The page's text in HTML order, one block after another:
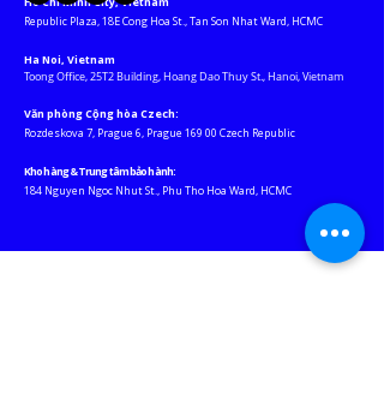
​Republic Plaza, 18E Cong Hoa St., Tan Son Nhat Ward, HCMC​
Ha Noi, Vietnam
Toong Office, 25T2 Building, Hoang Dao Thuy St., Hanoi, Vietnam
Văn phòng Cộng hòa Czech:
Rozdeskova 7, Prague 6, Prague 169 00 Czech Republic
Kho hàng & Trung tâm bảo hành:
184 Nguyen Ngoc Nhut St., Phu Tho Hoa Ward, HCMC